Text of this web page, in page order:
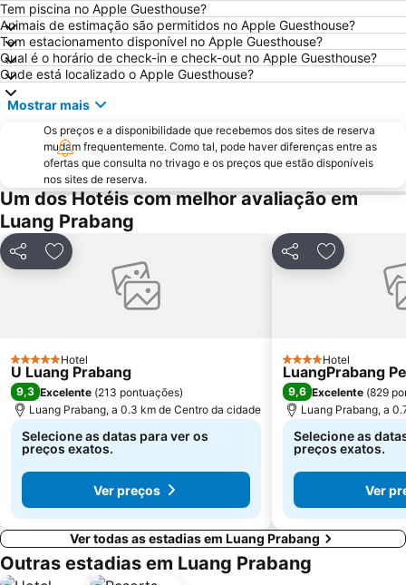
Tem piscina no Apple Guesthouse?
Animais de estimação são permitidos no Apple Guesthouse?
Tem estacionamento disponível no Apple Guesthouse?
Qual é o horário de check-in e check-out no Apple Guesthouse?
Onde está localizado o Apple Guesthouse?
Mostrar mais
Os preços e a disponibilidade que recebemos dos sites de reserva
mudam frequentemente. Como tal, pode haver diferenças entre as
ofertas que consulta no trivago e os preços que estão disponíveis
nos sites de reserva.
Um dos Hotéis com melhor avaliação em
Luang Prabang
PartilharAdicionar aos favoritos
5 EstrelasHotel
U Luang Prabang
9,3 Excelente (213 pontuações)
Luang Prabang, a 0.3 km de Centro da cidade
Selecione as datas para ver os
preços exatos.
Ver preços
PartilharAdicionar
4 Estrelas
Hotel
LuangPrabang
9,6 Excelente (829
Luang Prabang, a
Selecione as
preços exatos.
Ver
Ver todas as estadias em Luang Prabang
Outras estadias em Luang Prabang